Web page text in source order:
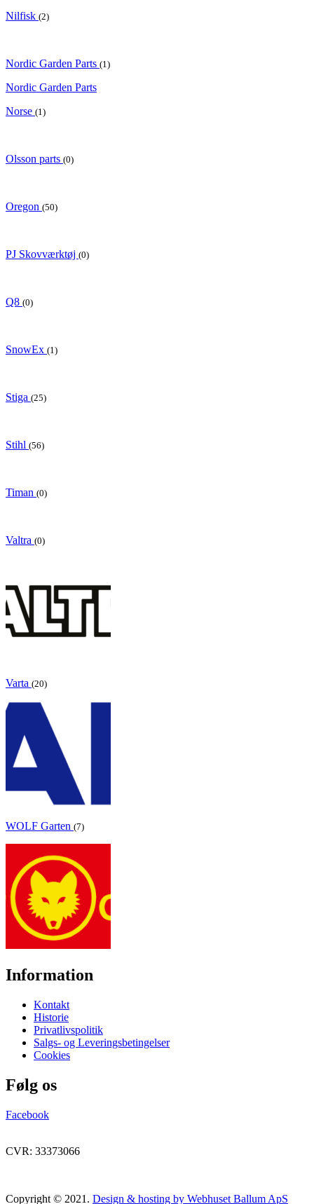
Nilfisk (2)
Nordic Garden Parts (1)
Nordic Garden Parts
Norse (1)
Olsson parts (0)
Oregon (50)
PJ Skovværktøj (0)
Q8 (0)
SnowEx (1)
Stiga (25)
Stihl (56)
Timan (0)
Valtra (0)
Varta (20)
WOLF Garten (7)
Information
Kontakt
Historie
Privatlivspolitik
Salgs- og Leveringsbetingelser
Cookies
Følg os
Facebook
CVR: 33373066
Copyright © 2021. Design & hosting by Webhuset Ballum ApS